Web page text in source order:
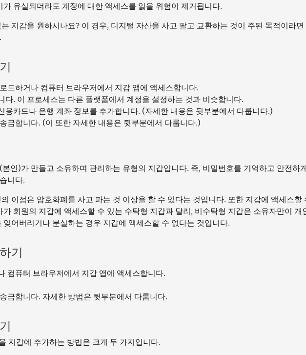
유실되더라도 계정에 대한 액세스를 잃을 위험이 제거됩니다.
지갑을 원하시나요? 이 경우, 디지털 자산을 사고 팔고 교환하는 것이 주된 목적이라면
드하거나 컴퓨터 브라우저에서 지갑 앱에 액세스합니다.
다. 이 프로세스는 다른 플랫폼에서 계정을 설정하는 것과 비슷합니다.
용카드나 은행 계좌 정보를 추가합니다. (자세한 내용은 뒷부분에서 다룹니다.)
금합니다. (이 또한 자세한 내용은 뒷부분에서 다룹니다.)
인)가 만들고 소유하며 관리하는 유형의 지갑입니다. 즉, 비밀번호를 기억하고 안전하
니다.
이점은 암호화폐를 사고 파는 것 이상을 할 수 있다는 것입니다. 또한 지갑에 액세스할
회원의 지갑에 액세스할 수 있는 수탁형 지갑과 달리, 비수탁형 지갑은 소유자만이 개
어버리거나 분실하는 경우 지갑에 액세스할 수 없다는 것입니다.
기
컴퓨터 브라우저에서 지갑 앱에 액세스합니다.
금합니다. 자세한 방법은 뒷부분에서 다룹니다.
지갑에 추가하는 방법은 크게 두 가지입니다.